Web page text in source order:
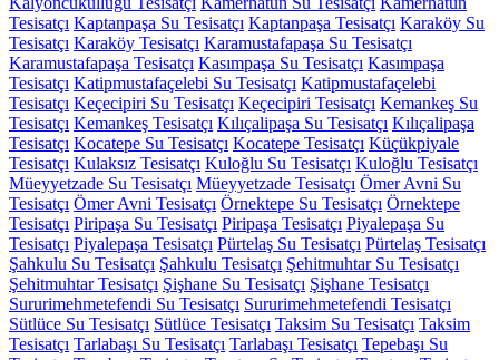
Tesisatçı Kaptanpaşa Su Tesisatçı Kaptanpaşa Tesisatçı Karaköy Su
Tesisatçı Karaköy Tesisatçı Karamustafapaşa Su Tesisatçı
Karamustafapaşa Tesisatçı Kasımpaşa Su Tesisatçı Kasımpaşa
Tesisatçı Katipmustafaçelebi Su Tesisatçı Katipmustafaçelebi
Tesisatçı Keçecipiri Su Tesisatçı Keçecipiri Tesisatçı Kemankeş Su
Tesisatçı Kemankeş Tesisatçı Kılıçalipaşa Su Tesisatçı Kılıçalipaşa
Tesisatçı Kocatepe Su Tesisatçı Kocatepe Tesisatçı Küçükpiyale
Tesisatçı Kulaksız Tesisatçı Kuloğlu Su Tesisatçı Kuloğlu Tesisatçı
Müeyyetzade Su Tesisatçı Müeyyetzade Tesisatçı Ömer Avni Su
Tesisatçı Ömer Avni Tesisatçı Örnektepe Su Tesisatçı Örnektepe
Tesisatçı Piripaşa Su Tesisatçı Piripaşa Tesisatçı Piyalepaşa Su
Tesisatçı Piyalepaşa Tesisatçı Pürtelaş Su Tesisatçı Pürtelaş Tesisatçı
Şahkulu Su Tesisatçı Şahkulu Tesisatçı Şehitmuhtar Su Tesisatçı
Şehitmuhtar Tesisatçı Şişhane Su Tesisatçı Şişhane Tesisatçı
Sururimehmetefendi Su Tesisatçı Sururimehmetefendi Tesisatçı
Sütlüce Su Tesisatçı Sütlüce Tesisatçı Taksim Su Tesisatçı Taksim
Tesisatçı Tarlabaşı Su Tesisatçı Tarlabaşı Tesisatçı Tepebaşı Su